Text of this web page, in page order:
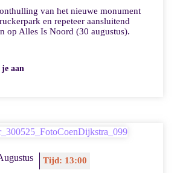
van het nieuwe monument
en repeteer aansluitend
op Alles Is Noord (30 augustus).
je aan
Tijd: 13:00